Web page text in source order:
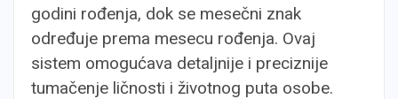
godini rođenja, dok se mesečni znak
određuje prema mesecu rođenja. Ovaj
sistem omogućava detaljnije i preciznije
tumačenje ličnosti i životnog puta osobe.